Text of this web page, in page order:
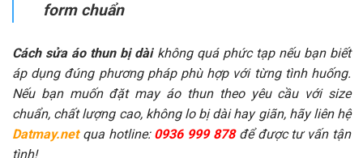
form chuẩn
Cách sửa áo thun bị dàikhông quá phức tạp nếu bạn biết
áp dụng đúng phương pháp phù hợp với từng tình huống.
Nếu bạn muốn đặt may áo thun theo yêu cầu với size
chuẩn, chất lượng cao, không lo bị dài hay giãn, hãy liên hệ
Datmay.net qua hotline: 0936 999 878để được tư vấn tận
tình!